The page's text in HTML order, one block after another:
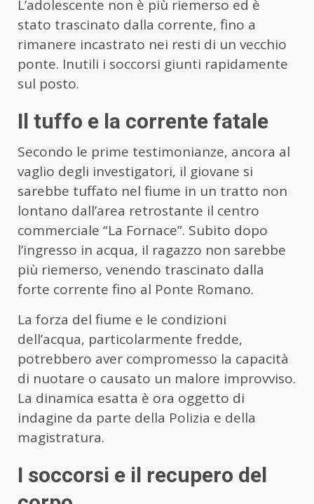
L’adolescente non è più riemerso ed è
stato trascinato dalla corrente, fino a
rimanere incastrato nei resti di un vecchio
ponte. Inutili i soccorsi giunti rapidamente
sul posto.
Il tuffo e la corrente fatale
Secondo le prime testimonianze, ancora al
vaglio degli investigatori, il giovane si
sarebbe tuffato nel fiume in un tratto non
lontano dall’area retrostante il centro
commerciale “La Fornace”. Subito dopo
l’ingresso in acqua, il ragazzo non sarebbe
più riemerso, venendo trascinato dalla
forte corrente fino al Ponte Romano.
La forza del fiume e le condizioni
dell’acqua, particolarmente fredde,
potrebbero aver compromesso la capacità
di nuotare o causato un malore improvviso.
La dinamica esatta è ora oggetto di
indagine da parte della Polizia e della
magistratura.
I soccorsi e il recupero del